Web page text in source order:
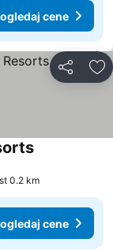
cene
Deli
0.2 km
cene